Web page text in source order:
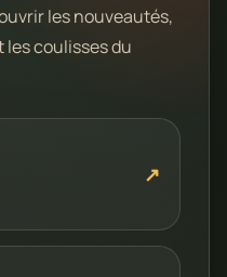
les nouveautés,
coulisses du
↗